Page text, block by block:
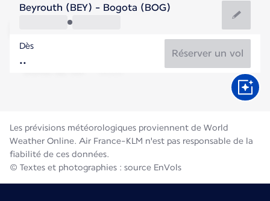
Colombie
Bogotá
Colombie
Durée du vol
Beyrouth (BEY) - Bogota (BOG)
Dès
Réserver un vol
Les prévisions météorologiques proviennent de World
Weather Online. Air France-KLM n'est pas responsable de la
fiabilité de ces données.
© Textes et photographies : source EnVols